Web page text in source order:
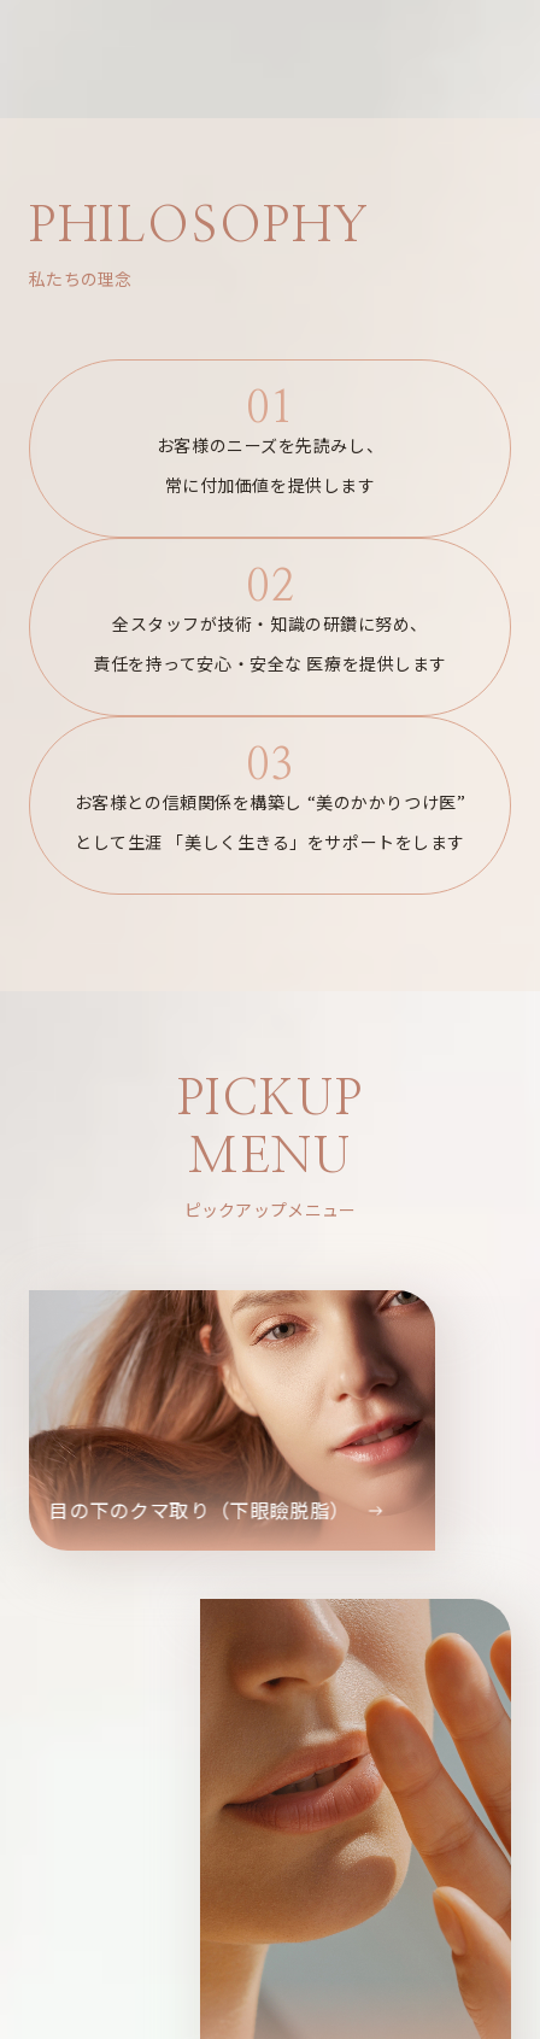
PHILOSOPHY
私たちの理念
01
お客様のニーズを先読みし、
常に付加価値を提供します
02
全スタッフが技術・知識の研鑽に努め、
責任を持って安心・安全な 医療を提供します
03
お客様との信頼関係を構築し “美のかかりつけ医”
として生涯 「美しく生きる」をサポートをします
PICKUP
MENU
ピックアップメニュー
目の下のクマ取り（下眼瞼脱脂）